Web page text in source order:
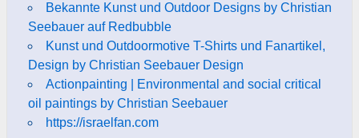
Bekannte Kunst und Outdoor Designs by Christian
Seebauer auf Redbubble
Kunst und Outdoormotive T-Shirts und Fanartikel,
Design by Christian Seebauer Design
Actionpainting | Environmental and social critical
oil paintings by Christian Seebauer
https://israelfan.com